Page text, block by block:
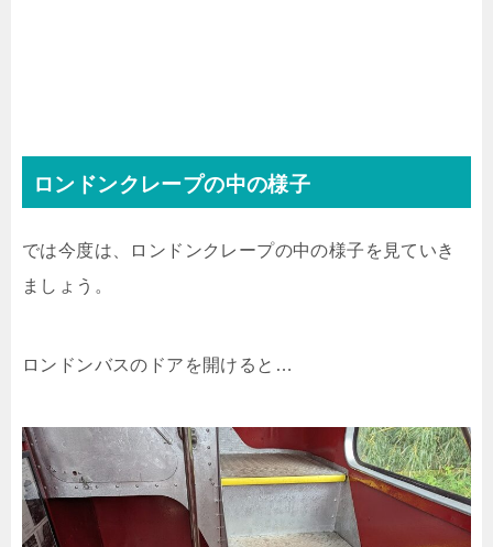
ロンドンクレープの中の様子
では今度は、ロンドンクレープの中の様子を見ていき
ましょう。
ロンドンバスのドアを開けると…